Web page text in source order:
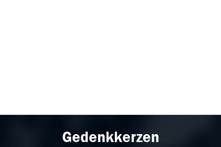
Gedenkkerzen